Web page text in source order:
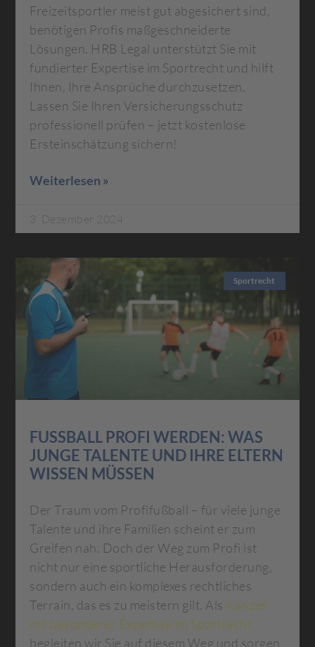
Freizeitsportler meist gut abgesichert sind,
benötigen Profis maßgeschneiderte
Lösungen. HRB Legal unterstützt Sie mit
fundierter Expertise im Sportrecht und hilft
Ihnen, Ihre Ansprüche durchzusetzen.
Lassen Sie Ihren Versicherungsschutz
professionell prüfen – jetzt kostenlose
Ersteinschätzung sichern!
Weiterlesen »
3. Dezember 2024
Sportrecht
FUSSBALL PROFI WERDEN: WAS J
UNGE TALENTE UND IHRE ELTERN W
ISSEN MÜSSEN
Der Traum vom Profifußball – für viele junge
Talente und ihre Familien scheint er zum
Greifen nah. Doch der Weg zum Profi ist
nicht nur eine sportliche Herausforderung,
sondern auch ein komplexes rechtliches
Terrain, das es zu meistern gilt. Als Kanzlei
mit besonderer Expertise im Sportrecht
begleiten wir Sie auf diesem Weg und sorgen